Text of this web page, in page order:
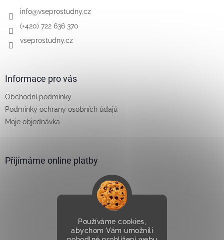
Používáme cookies,
abychom Vám umožnili
info@vseprostudny.cz
(+420) 722 636 370
vseprostudny.cz
Informace pro vás
Obchodní podmínky
Podmínky ochrany osobních údajů
Moje objednávka
Přijímáme online platby
Vytvořilo Studio Avocado